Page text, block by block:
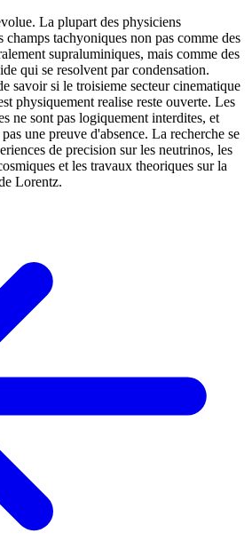
La plupart des physiciens
champs tachyoniques non pas comme des
supraluminiques, mais comme des
qui se resolvent par condensation.
savoir si le troisieme secteur cinematique
physiquement realise reste ouverte. Les
ne sont pas logiquement interdites, et
une preuve d'absence. La recherche se
de precision sur les neutrinos, les
et les travaux theoriques sur la
Lorentz.